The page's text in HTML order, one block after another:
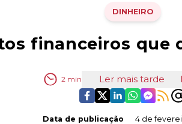
DINHEIRO
financeiros que
2 min Ler mais tarde
Data de publicação 4 de